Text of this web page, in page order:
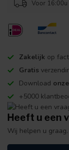
Voor 16:00u
Zakelijk op
Gratis
Download
+5000
Heeft u een
Wij helpen u graag.